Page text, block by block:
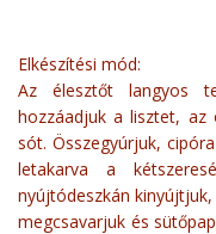
Elkészítési mód:
Az élesztőt langyos
hozzáadjuk a lisztet,
sót. Összegyúrjuk,
letakarva a
nyújtódeszkán
megcsavarjuk és